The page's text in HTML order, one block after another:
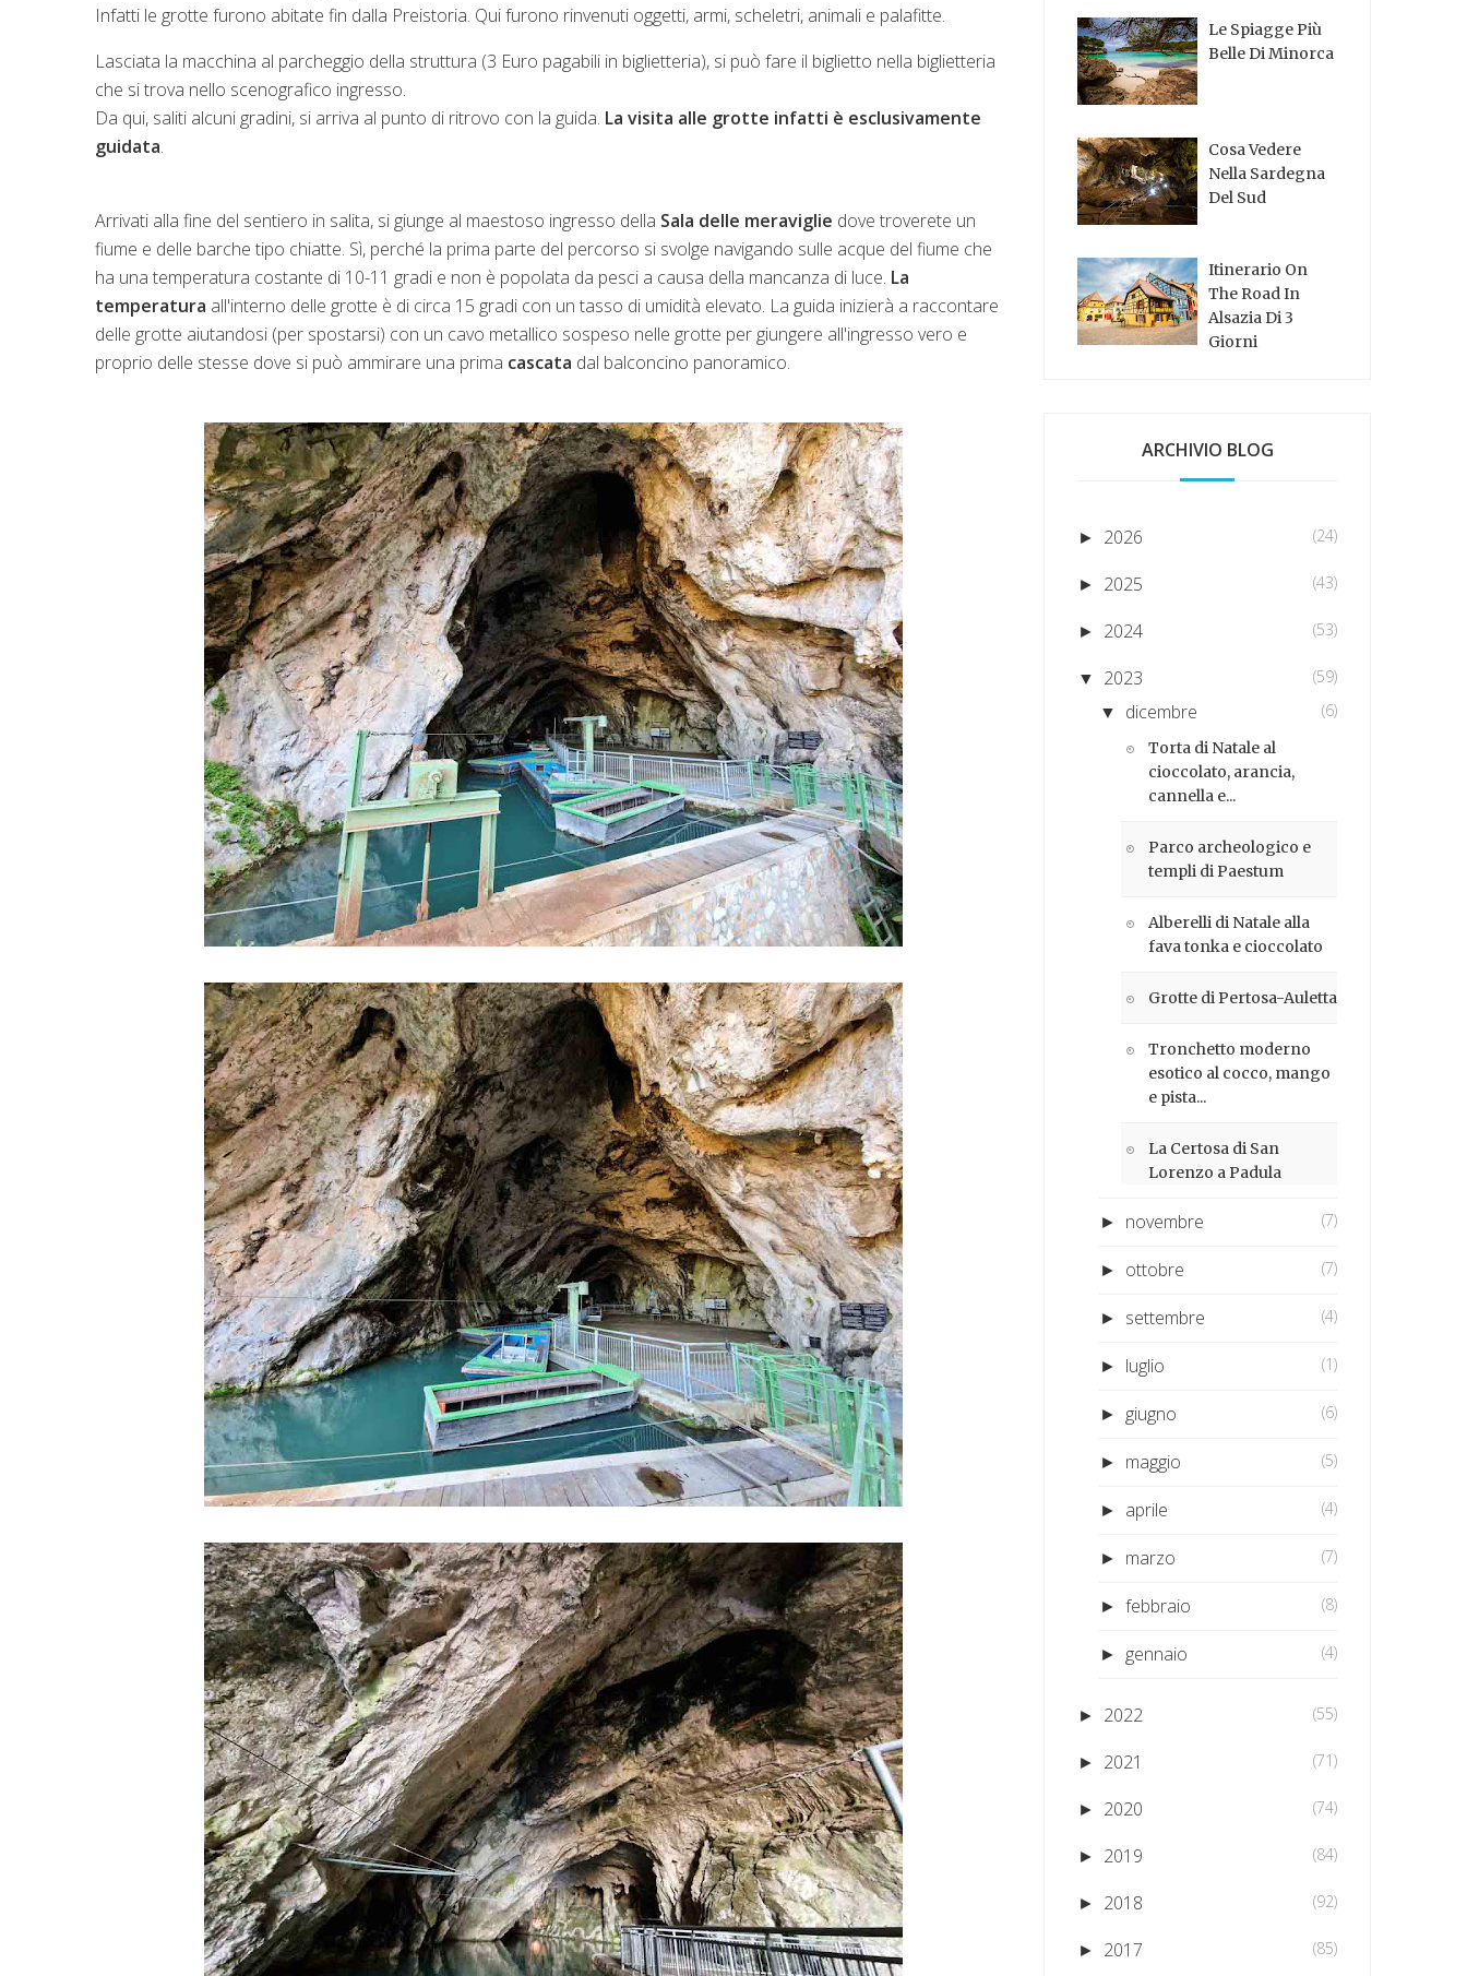
Infatti le grotte furono abitate fin dalla Preistoria. Qui furono rinvenuti oggetti, armi, scheletri, animali e palafitte.
Lasciata la macchina al parcheggio della struttura (3 Euro pagabili in biglietteria), si può fare il biglietto nella biglietteria
che si trova nello scenografico ingresso.
Da qui, saliti alcuni gradini, si arriva al punto di ritrovo con la guida. La visita alle grotte infatti è esclusivamente
guidata.
Arrivati alla fine del sentiero in salita, si giunge al maestoso ingresso della Sala delle meraviglie dove troverete un
fiume e delle barche tipo chiatte. Sì, perché la prima parte del percorso si svolge navigando sulle acque del fiume che
ha una temperatura costante di 10-11 gradi e non è popolata da pesci a causa della mancanza di luce. La
temperatura all'interno delle grotte è di circa 15 gradi con un tasso di umidità elevato. La guida inizierà a raccontare
delle grotte aiutandosi (per spostarsi) con un cavo metallico sospeso nelle grotte per giungere all'ingresso vero e
proprio delle stesse dove si può ammirare una prima cascata dal balconcino panoramico.
Le Spiagge Più
Belle Di Minorca
Cosa Vedere
Nella Sardegna
Del Sud
Itinerario On
The Road In
Alsazia Di 3
Giorni
ARCHIVIO BLOG
► 2026 (24)
► 2025 (43)
► 2024 (53)
▼ 2023 (59)
▼ dicembre (6)
Torta di Natale al
cioccolato, arancia,
cannella e...
Parco archeologico e
templi di Paestum
Alberelli di Natale alla
fava tonka e cioccolato
Grotte di Pertosa-Auletta
Tronchetto moderno
esotico al cocco, mango
e pista...
La Certosa di San
Lorenzo a Padula
► novembre (7)
► ottobre (7)
► settembre (4)
► luglio (1)
► giugno (6)
► maggio (5)
► aprile (4)
► marzo (7)
►febbraio (8)
► gennaio (4)
► 2022 (55)
► 2021 (71)
► 2020 (74)
► 2019 (84)
► 2018 (92)
► 2017 (85)